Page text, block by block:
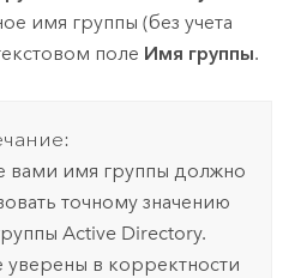
имя группы (без учета
поле Имя группы.
вами имя группы должно
точному значению
Active Directory.
уверены в корректности